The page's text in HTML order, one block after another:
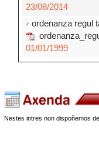
23/08/2014
ordenanza regul
01/01/1999
Nestes intres non dispoñemos